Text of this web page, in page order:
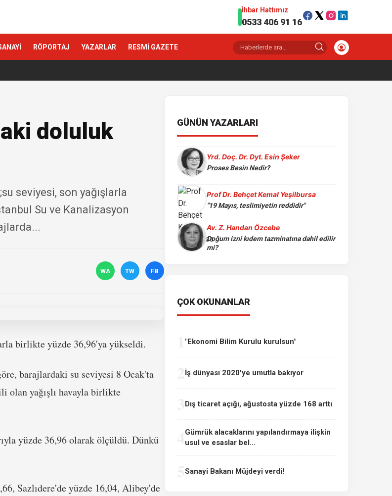
İhbar Hattımız
0533 406 91 16
RÖPORTAJ YAZARLAR RESMİ GAZETE
doluluk
seviyesi, son yağışlarla
Su ve Kanalizasyon
WA TW FB
birlikte yüzde 36,96'ya yükseldi.
barajlardaki su seviyesi 8 Ocak'ta
olan yağışlı havayla birlikte
yüzde 36,96 olarak ölçüldü. Dünkü
Sazlıdere'de yüzde 16,04, Alibey'de
GÜNÜN YAZARLARI
Yrd. Doç. Dr. Dyt. Esin Şeker
Proses Besin Nedir?
Prof Dr. Behçet Kemal Yeşilbursa
"19 Mayıs, teslimiyetin reddidir"
Av. Z. Handan Özcebe
Doğum izni kıdem tazminatına dahil edilir
mi?
ÇOK OKUNANLAR
"Ekonomi Bilim Kurulu kurulsun"
İş dünyası 2020'ye umutla bakıyor
Dış ticaret açığı, ağustosta yüzde 168 arttı
Gümrük alacaklarını yapılandırmaya ilişkin
usul ve esaslar bel...
Sanayi Bakanı Müjdeyi verdi!